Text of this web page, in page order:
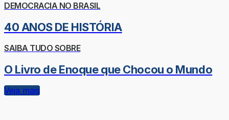
DEMOCRACIA NO BRASIL
40 ANOS DE HISTÓRIA
SAIBA TUDO SOBRE
O Livro de Enoque que Chocou o Mundo
Veja mais